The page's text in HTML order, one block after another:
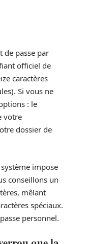
de passe par
officiel de
caractères
Si vous ne
: le
votre
dossier de
impose
conseillons un
mêlant
spéciaux.
personnel.